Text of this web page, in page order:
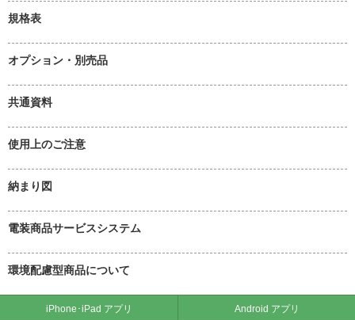
規格表
オプション・別売品
共通資料
使用上のご注意
納まり図
電装商品サービスシステム
環境配慮型商品について
iPhone･iPad アプリ Android アプリ